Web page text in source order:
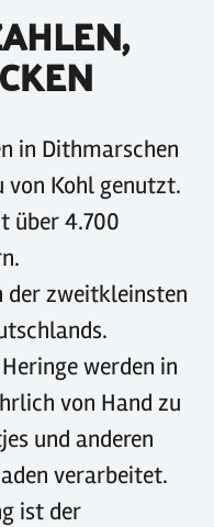
in Dithmarschen
von Kohl genutzt.
über 4.700
der zweitkleinsten
werden in
von Hand zu
und anderen
verarbeitet.
ist der